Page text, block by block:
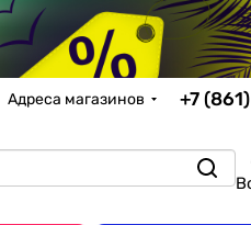
Адреса магазинов +7